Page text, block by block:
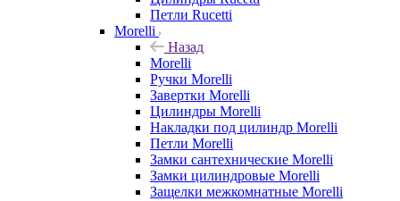
Петли Rucetti
Morelli
Назад
Morelli
Ручки Morelli
Завертки Morelli
Цилиндры Morelli
Накладки под цилиндр Morelli
Петли Morelli
Замки сантехнические Morelli
Замки цилиндровые Morelli
Защелки межкомнатные Morelli